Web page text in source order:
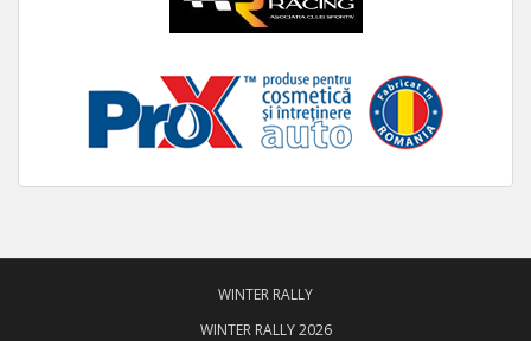
WINTER RALLY
WINTER RALLY 2026